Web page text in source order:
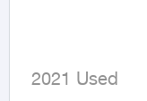
  2021 Used